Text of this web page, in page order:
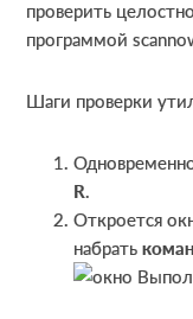
проверить
программой
Шаги проверки
R.
Откроется
набрать